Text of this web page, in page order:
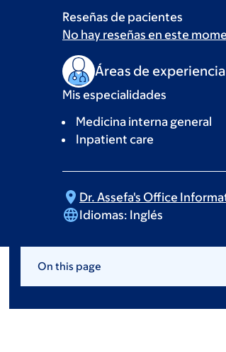
Reseñas de pacientes
No hay reseñas en este
Áreas de experiencia
Mis especialidades
Medicina interna general
Inpatient care
Dr. Assefa's Office
Idiomas: Inglés
On this page